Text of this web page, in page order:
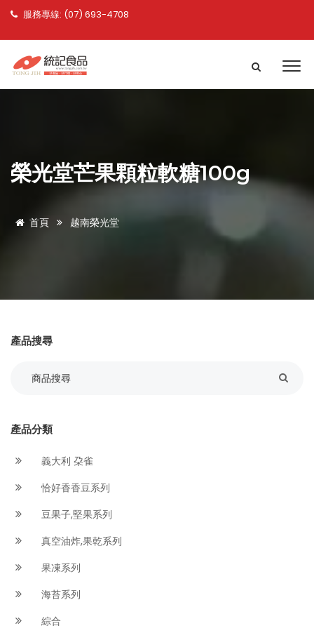
服務專線: (07) 693-4708
榮光堂芒果顆粒軟糖100g
首頁 越南榮光堂
產品搜尋
產品分類
義大利 朶雀
恰好香香豆系列
豆果子,堅果系列
真空油炸,果乾系列
果凍系列
海苔系列
綜合